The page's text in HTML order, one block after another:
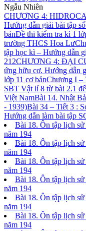
Ngẫu Nhiên
CHƯƠNG 4:
Hướng dẫn giải bài tập
bảnĐề thi kiểm tra kì 1
trường THCS Hoa Lư
tập học kì – Hướng dẫn
212CHƯƠNG 4: ĐẠI
ứng hữu cơ. Hướng dẫn
lớp 11 cơ bảnChương I –
SBT Vật lí 8 từ bài 2.1
Việt NamBài 14. Nhật
- 1939)Bài 34 – Tiết 3 :
Hướng dẫn làm bài tập
Bài 18. Ôn tập lịch
năm 194
Bài 18. Ôn tập lịch
năm 194
Bài 18. Ôn tập lịch
năm 194
Bài 18. Ôn tập lịch
năm 194
Bài 18. Ôn tập lịch
năm 194
Bài 18. Ôn tập lịch
năm 194